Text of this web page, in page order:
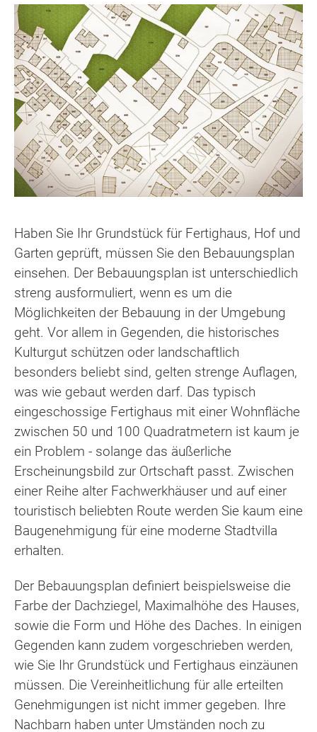
Haben Sie Ihr Grundstück für Fertighaus, Hof und
Garten geprüft, müssen Sie den Bebauungsplan
einsehen. Der Bebauungsplan ist unterschiedlich
streng ausformuliert, wenn es um die
Möglichkeiten der Bebauung in der Umgebung
geht. Vor allem in Gegenden, die historisches
Kulturgut schützen oder landschaftlich
besonders beliebt sind, gelten strenge Auflagen,
was wie gebaut werden darf. Das typisch
eingeschossige Fertighaus mit einer Wohnfläche
zwischen 50 und 100 Quadratmetern ist kaum je
ein Problem - solange das äußerliche
Erscheinungsbild zur Ortschaft passt. Zwischen
einer Reihe alter Fachwerkhäuser und auf einer
touristisch beliebten Route werden Sie kaum eine
Baugenehmigung für eine moderne Stadtvilla
erhalten.
Der Bebauungsplan definiert beispielsweise die
Farbe der Dachziegel, Maximalhöhe des Hauses,
sowie die Form und Höhe des Daches. In einigen
Gegenden kann zudem vorgeschrieben werden,
wie Sie Ihr Grundstück und Fertighaus einzäunen
müssen. Die Vereinheitlichung für alle erteilten
Genehmigungen ist nicht immer gegeben. Ihre
Nachbarn haben unter Umständen noch zu